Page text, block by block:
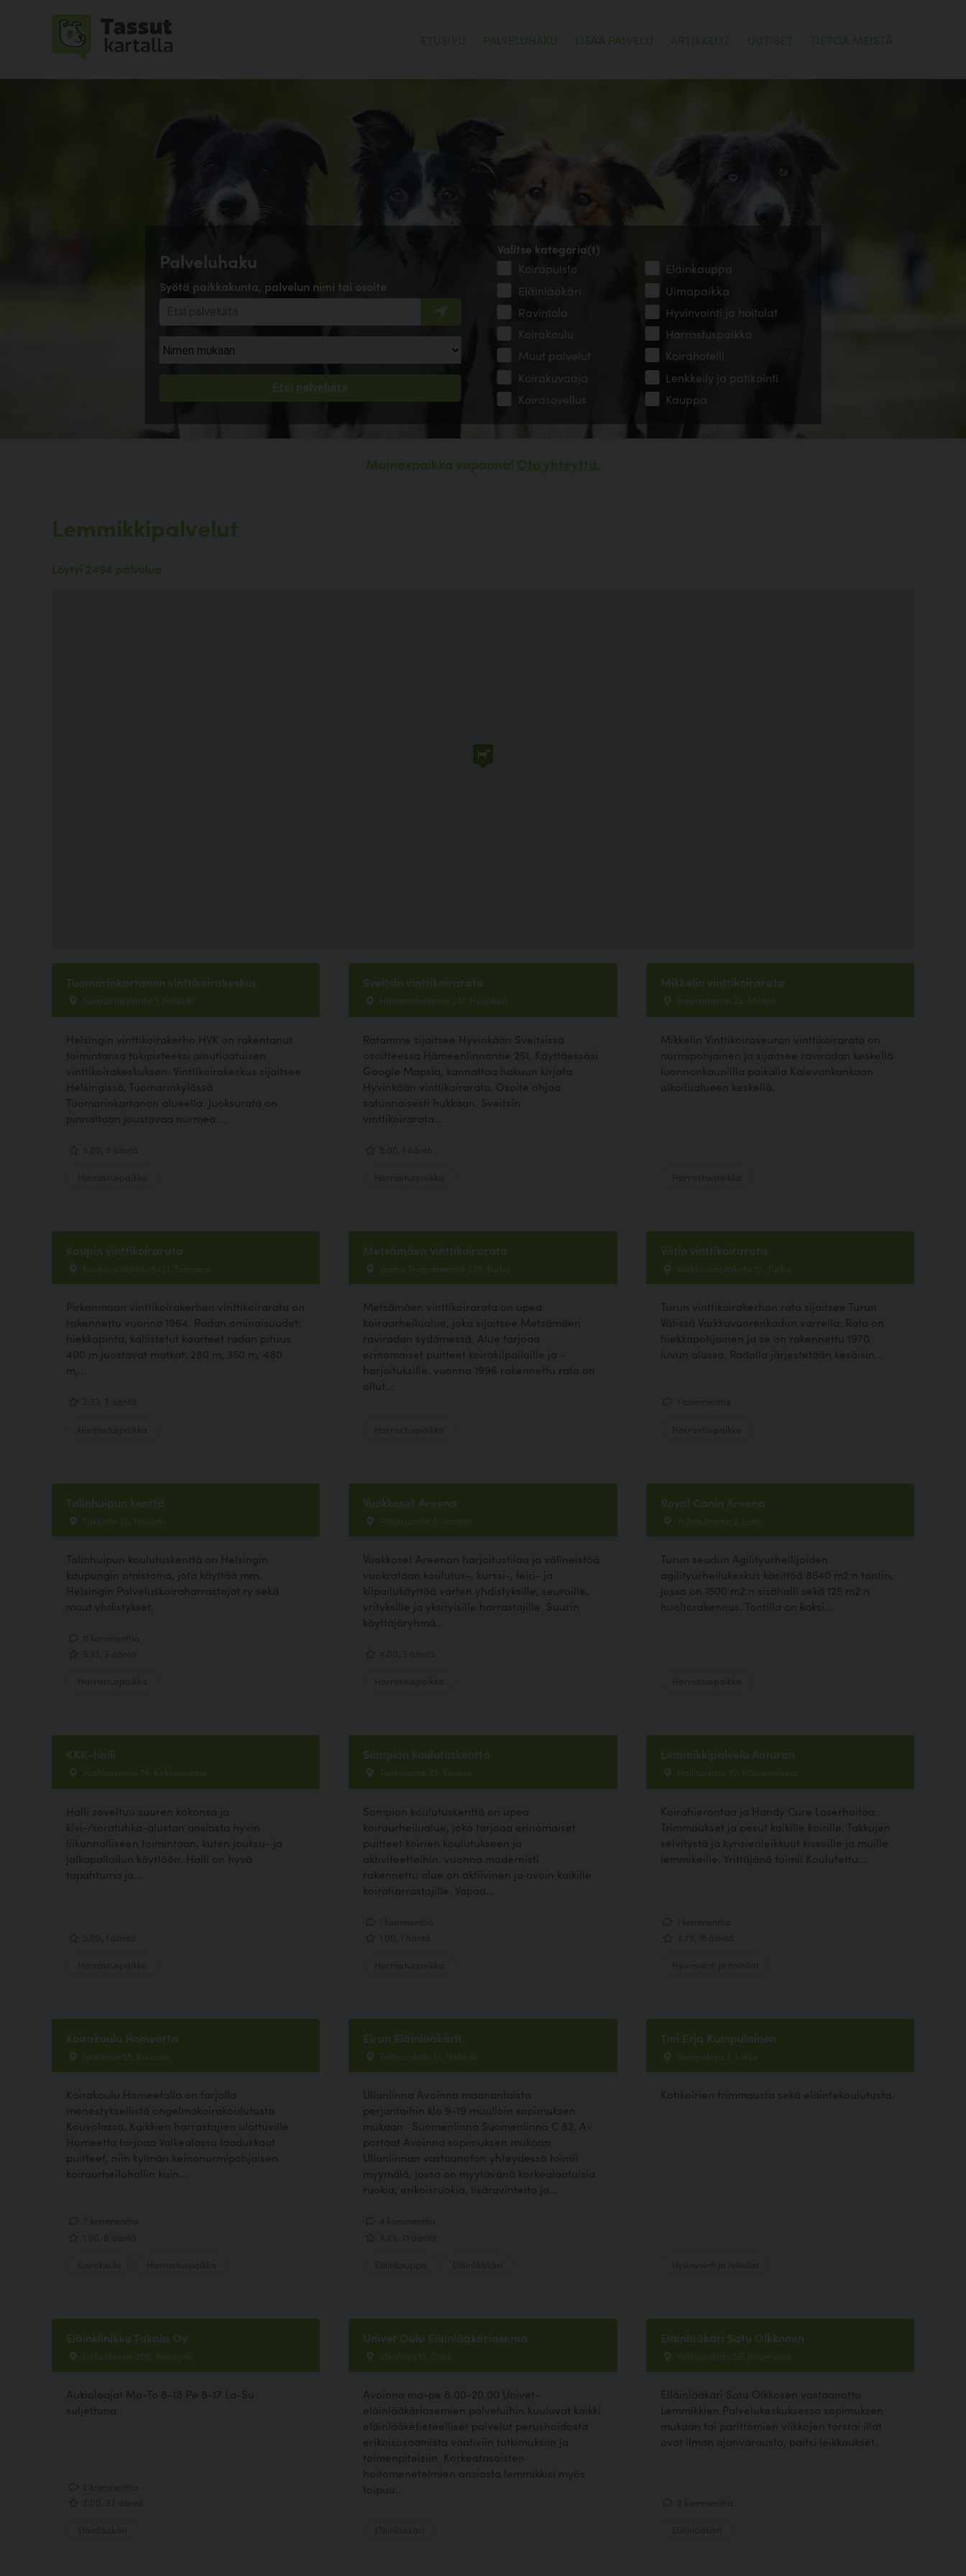
ETUSIVU PALVELUHAKU LISÄÄ PALVELU ARTIKKELIT UUTISET TIETOA MEISTÄ
Palveluhaku
Syötä paikkakunta, palvelun nimi tai osoite
Valitse kategoria(t)
Koirapuisto
Eläinkauppa
Eläinlääkäri
Uimapaikka
Ravintola
Hyvinvointi ja hoitolat
Koirakoulu
Harrastuspaikka
Muut palvelut
Koirahotelli
Koirakuvaaja
Lenkkeily ja patikointi
Koirasovellus
Kauppa
Mainospaikka vapaana! Ota yhteyttä.
Lemmikkipalvelut
Löytyi 2494 palvelua
Tuomarinkartanon vinttikoirakeskus
Tuomarinkyläntie 1, Helsinki
Helsingin vinttikoirakerho HVK on rakentanut
toimintansa tukipisteeksi ainutlaatuisen
vinttikoirakeskuksen. Vinttikoirakeskus sijaitsee
Helsingissä, Tuomarinkylässä
Tuomarinkartanon alueella. Juoksurata on
pinnaltaan joustavaa nurmea....
Sveitsin vinttikoirarata
Hämeenlinnantie 251, Hyvinkää
Ratamme sijaitsee Hyvinkään Sveitsissä
osoitteessa Hämeenlinnantie 251. Käyttäessäsi
Google Mapsia, kannattaa hakuun kirjata
Hyvinkään vinttikoirarata. Osoite ohjaa
satunnaisesti hukkaan. Sveitsin
vinttikoirarata...
Mikkelin vinttikoirarata
Raviradantie 22, Mikkeli
Mikkelin Vinttikoiraseuran vinttikoirarata on
nurmipohjainen ja sijaitsee raviradan keskellä
luonnonkauniilla paikalla Kalevankankaan
ulkoilualueen keskellä.
Kaupin vinttikoirarata
Kaupinpuistonkatu 21, Tampere
Pirkanmaan vinttikoirakerhon vinttikoirarata on
rakennettu vuonna 1964. Radan ominaisuudet:
hiekkapinta, kallistetut kaarteet radan pituus
400 m juostavat matkat: 280 m, 350 m, 480
m,...
Metsämäen vinttikoirarata
Vanha Tampereentie 235, Turku
Metsämäen vinttikoirarata on upea
koiraurheilualue, joka sijaitsee Metsämäen
raviradan sydämessä. Alue tarjoaa
erinomaiset puitteet koirakilpailuille ja -
harjoituksille. vuonna 1996 rakennettu rata on
ollut...
Vätin vinttikoirarata
Varkkavuorenkatu 22, Turku
Turun vinttikoirakerhon rata sijaitsee Turun
Vätissä Varkkavuorenkadun varrella. Rata on
hiekkapohjainen ja se on rakennettu 1970
luvun alussa. Radalla järjestetään kesäisin...
Talinhuipun kenttä
Takkatie 36, Helsinki
Talinhuipun koulutuskenttä on Helsingin
kaupungin omistama, jota käyttää mm.
Helsingin Palveluskoiraharrastajat ry sekä
muut yhdistykset.
Vuokkoset Areena
Pitkäsuontie 8, Vantaa
Vuokkoset Areenan harjoitustilaa ja välineistöä
vuokrataan koulutus-, kurssi-, leiri- ja
kilpailukäyttöä varten yhdistyksille, seuroille,
yrityksille ja yksityisille harrastajille. Suurin
käyttäjäryhmä...
Royal Canin Areena
Yrjönalhontie 2, Lieto
Turun seudun Agilityurheilijoiden
agilityurheilukeskus käsittää 8540 m2:n tontin,
jossa on 1500 m2:n sisähalli sekä 125 m2:n
huoltorakennus. Tontilla on kaksi...
KKK-halli
Vuohimäentie 74, Kirkkonummi
Halli soveltuu suuren kokonsa ja
kivi-/soratuhka-alustan ansiosta hyvin
liikunnalliseen toimintaan, kuten jouksu- ja
jalkapalloilun käyttöön. Halli on hyvä
tapahtuma ja...
Sompion koulutuskenttä
Toukolantie 33, Kerava
Sompion koulutuskenttä on upea
koiraurheilualue, joka tarjoaa erinomaiset
puitteet koirien koulutukseen ja
aktiviteetteihin. vuonna modernisti
rakennettu alue on aktiivinen ja avoin kaikille
koiraharrastajille. Vapaa...
Lemmikkipalvelu Anturan
Hallituskatu 22, Hämeenlinna
Koirahierontaa ja Handy Cure Laserhoitoa.
Trimmaukset ja pesut kaikille koirille. Takkujen
selvitystä ja kynsienleikkuut kissoille ja muille
lemmikeille. Yrittäjänä toimii Koulutettu...
Koirakoulu Homeetta
Jyrääntie 55, Kouvola
Koirakoulu Homeetalla on tarjolla
menestyksellistä ongelmakoirakoulutusta
Kouvolassa. Kaikkien harrastajien ulottuville
Homeetta tarjoaa Valkealassa laadukkaat
puitteet, niin kylmän keinonurmipohjaisen
koiraurheiluhallin kuin...
Eiran Eläinlääkärit
Tehtaankatu 12, Helsinki
Ullanlinna Avoinna maanantaista
perjantaihin klo 9-19 muulloin sopimuksen
mukaan Suomenlinna Suomenlinna C 83, A-
portaat Avoinna sopimuksen mukaan
Ullanlinnan vastaanoton yhteydessä toimii
myymälä, jossa on myytävänä korkealaatuisia
ruokia, erikoisruokia, lisäravinteita ja...
Tmi Erja Kumpulainen
Sampokuja 3, Lohja
Kotikoirien trimmausta sekä eläintekoulutusta.
Eläinklinikka Takala Oy
Isokoskentie 206, Seinäjoki
Aukioloajat Ma-To 8-18 Pe 8-17 La-Su
suljettuna
Univet Oulu Eläinlääkäriasema
Idealinja 13, Oulu
Avoinna ma-pe 8.00-20.00 Univet-
eläinlääkäriasemien palveluihin kuuluvat kaikki
eläinlääketieteelliset palvelut perushoidosta
erikoisosaamista vaativiin tutkimuksiin ja
toimenpiteisiin. Korkeatasoisten
hoitomenetelmien ansiosta lemmikkisi myös
toipuu...
Eläinlääkäri Satu Olkkonen
Yrittäjänkatu 5B, Järvenpää
Elläinlääkäri Satu Olkkosen vastaanotto
Lemmikkien Palvelukeskuksessa sopimuksen
mukaan tai parittomien viikkojen torstai illat
ovat ilman ajanvarausta, paitsi leikkaukset.